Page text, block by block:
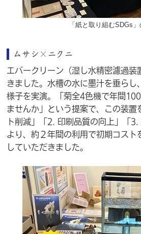
「紙と取り組むSDGs
ムサシ×ニクニ
エバークリーン（湿し水精密濾過装
きました。水槽の水に墨汁を垂らし
様子を実演。「菊全4色機で年間
ませんか」という提案で、この装置
ト削減」「2. 印刷品質の向上」「
より、約２年間の利用で初期コスト
していただきました。